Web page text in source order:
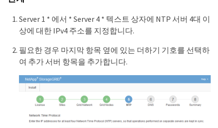
Server 1 * 에서 * Server 4 * 텍스트 상자에 NTP 서버 4대 이
상에 대한 IPv4 주소를 지정합니다.
필요한 경우 마지막 항목 옆에 있는 더하기 기호를 선택하
여 추가 서버 항목을 추가합니다.